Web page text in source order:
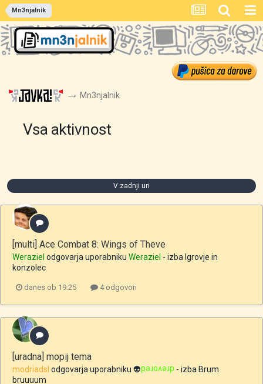
Mn3njalnik
Mn3njalnik
Vsa aktivnost
V zadnji uri
[multi] Ace Combat 8: Wings of Theve
Weraziel odgovarja uporabniku Weraziel - izba Igrovje in
konzolec
danes ob 19:25 4 odgovori
[uradna] mopij tema
modriadsl odgovarja uporabniku 👽drevored - izba Brum
bruuuum